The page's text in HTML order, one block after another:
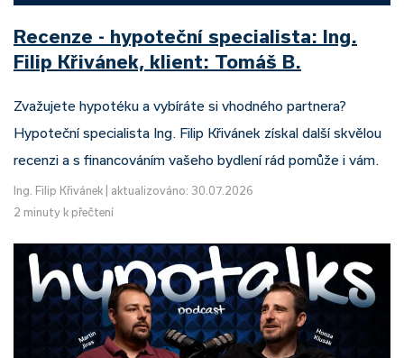
Recenze - hypoteční specialista: Ing.
Filip Křivánek, klient: Tomáš B.
Zvažujete hypotéku a vybíráte si vhodného partnera?
Hypoteční specialista Ing. Filip Křivánek získal další skvělou
recenzi a s financováním vašeho bydlení rád pomůže i vám.
Ing. Filip Křivánek
aktualizováno: 30.07.2026
2 minuty k přečtení